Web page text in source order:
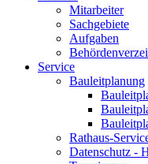
Mitarbeiter
Sachgebiete
Aufgaben
Service
Bauleitplanung
Rathaus-
Datenschutz -